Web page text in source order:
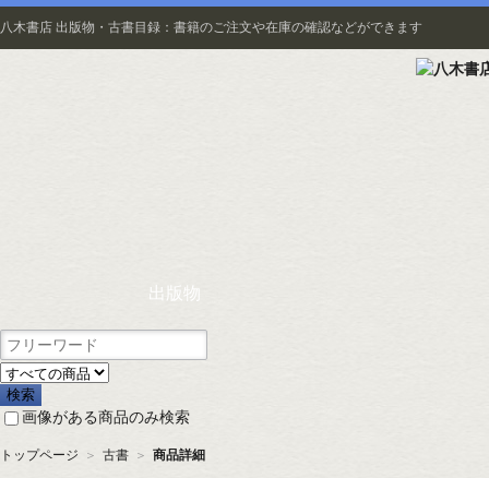
八木書店 出版物・古書目録：書籍のご注文や在庫の確認などができます
出版物
画像がある商品のみ検索
トップページ ＞ 古書 ＞ 商品詳細